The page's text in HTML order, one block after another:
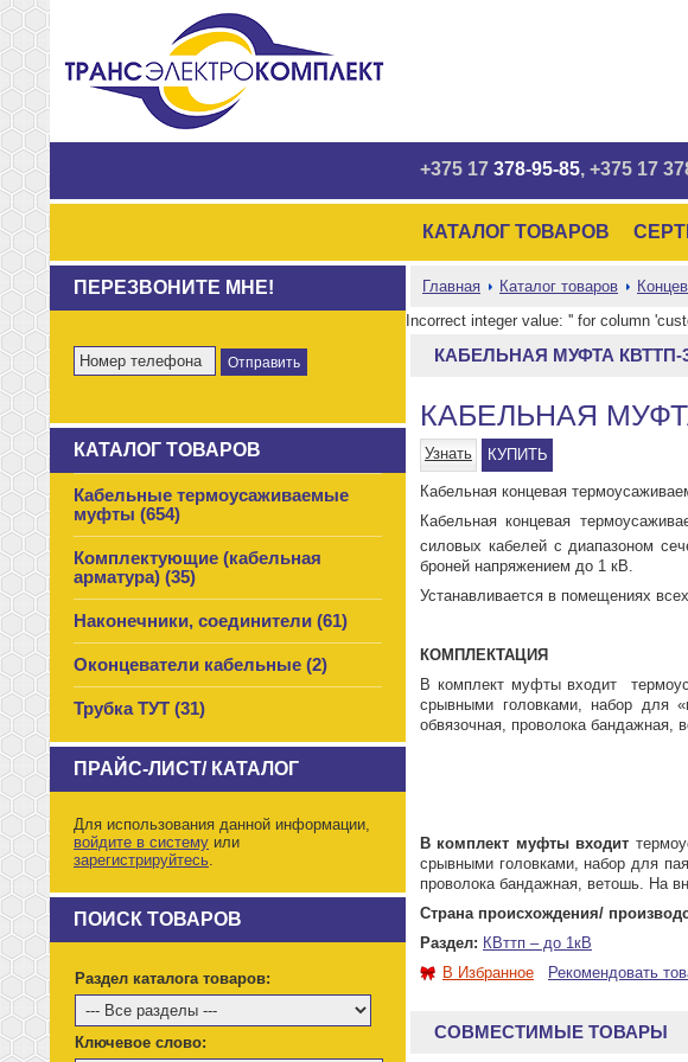
+375 17 378-95-85, +375 17
КАТАЛОГ ТОВАРОВ
ПЕРЕЗВОНИТЕ МНЕ!
КАТАЛОГ ТОВАРОВ
Кабельные термоусаживаемые
муфты (654)
Комплектующие (кабельная
арматура) (35)
Наконечники, соединители (61)
Оконцеватели кабельные (2)
Трубка ТУТ (31)
ПРАЙС-ЛИСТ/ КАТАЛОГ
Для использования данной информации,
войдите в систему или
зарегистрируйтесь.
ПОИСК ТОВАРОВ
Раздел каталога товаров:
Ключевое слово:
Главная Каталог товаров
Incorrect integer value: '' for column
КАБЕЛЬНАЯ МУФТА КВТТП-
КАБЕЛЬНАЯ
Узнать КУПИТЬ
Кабельная концевая
Кабельная концевая
силовых кабелей с диапазоном
броней напряжением до 1 кВ.
Устанавливается в помещениях
КОМПЛЕКТАЦИЯ
В комплект муфты входит
срывными головками, набор для
обвязочная, проволока бандажная,
В комплект муфты входит
срывными головками, набор для
проволока бандажная, ветошь. На
Страна происхождения/
Раздел: КВттп – до 1кВ
В Избранное
Рекомендовать
СОВМЕСТИМЫЕ ТОВАРЫ